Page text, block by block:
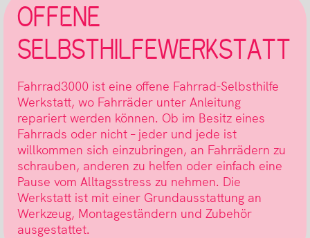
OFFENE
SELBSTHILFEWERKSTATT
Fahrrad3000 ist eine offene Fahrrad-Selbsthilfe
Werkstatt, wo Fahrräder unter Anleitung
repariert werden können. Ob im Besitz eines
Fahrrads oder nicht – jeder und jede ist
willkommen sich einzubringen, an Fahrrädern zu
schrauben, anderen zu helfen oder einfach eine
Pause vom Alltagsstress zu nehmen. Die
Werkstatt ist mit einer Grundausstattung an
Werkzeug, Montageständern und Zubehör
ausgestattet.